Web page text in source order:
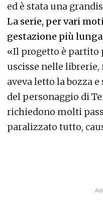
ed è stata una
La serie, per vari
gestazione più
«Il progetto è partito
uscisse nelle librerie,
aveva letto la bozza
del personaggio di
richiedono molti
paralizzato tutto,